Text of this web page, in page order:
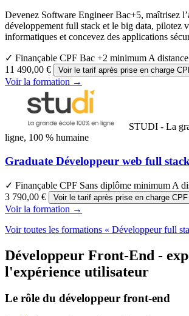
Devenez Software Engineer Bac+5, maîtrisez
développement full stack et le big data, pilotez
informatiques et concevez des applications
✓ Finançable CPF Bac +2 minimum A distance
11 490,00 €
Voir le tarif après prise en charge
Voir la formation →
STUDI - La
ligne, 100 % humaine
Graduate Développeur web full stack
✓ Finançable CPF Sans diplôme minimum A
3 790,00 €
Voir le tarif après prise en charge CPF
Voir la formation →
Voir toutes les formations « Développeur full
Développeur Front-End -
l'expérience utilisateur
Le rôle du développeur front-end